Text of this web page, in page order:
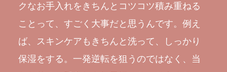
クなお手入れをきちんとコツコツ積み重ねる
ことって、すごく大事だと思うんです。例え
ば、スキンケアもきちんと洗って、しっかり
保湿をする。一発逆転を狙うのではなく、当